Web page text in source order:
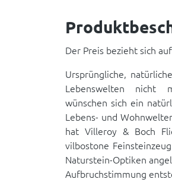
Der Preis bezieht sich
Ursprüngliche,
Lebenswelten nicht
wünschen sich ein
Lebens- und
hat Villeroy & Boch
vilbostone
Naturstein-Optiken
Aufbruchstimmung